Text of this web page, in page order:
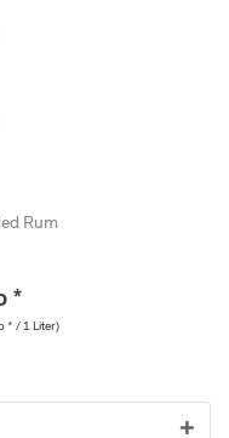
Rum
*
* / 1 Liter)